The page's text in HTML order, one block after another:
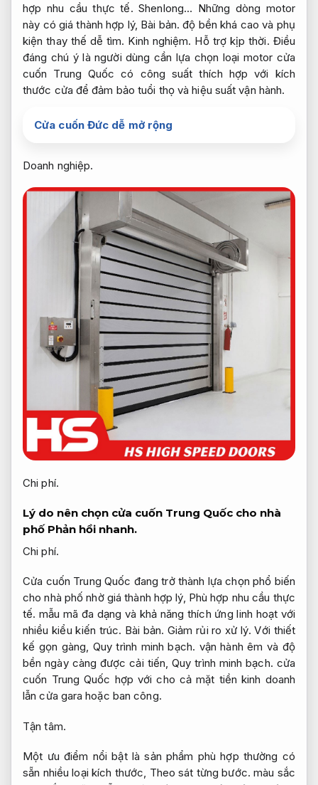
hợp nhu cầu thực tế. Shenlong… Những dòng motor
này có giá thành hợp lý, Bài bản. độ bền khá cao và phụ
kiện thay thế dễ tìm. Kinh nghiệm. Hỗ trợ kịp thời. Điều
đáng chú ý là người dùng cần lựa chọn loại motor cửa
cuốn Trung Quốc có công suất thích hợp với kích
thước cửa để đảm bảo tuổi thọ và hiệu suất vận hành.
Cửa cuốn Đức dễ mở rộng
Doanh nghiệp.
Chi phí.
Lý do nên chọn cửa cuốn Trung Quốc cho nhà
phố Phản hồi nhanh.
Chi phí.
Cửa cuốn Trung Quốc đang trở thành lựa chọn phổ biến
cho nhà phố nhờ giá thành hợp lý, Phù hợp nhu cầu thực
tế. mẫu mã đa dạng và khả năng thích ứng linh hoạt với
nhiều kiểu kiến trúc. Bài bản. Giảm rủi ro xử lý. Với thiết
kế gọn gàng, Quy trình minh bạch. vận hành êm và độ
bền ngày càng được cải tiến,Quy trình minh bạch. cửa
cuốn Trung Quốc hợp với cho cả mặt tiền kinh doanh
lẫn cửa gara hoặc ban công.
Tận tâm.
Một ưu điểm nổi bật là sản phẩm phù hợp thường có
sẵn nhiều loại kích thước, Theo sát từng bước. màu sắc